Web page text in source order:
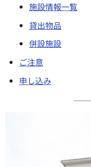
施設情報一覧
貸出物品
併設施設
ご注意
申し込み